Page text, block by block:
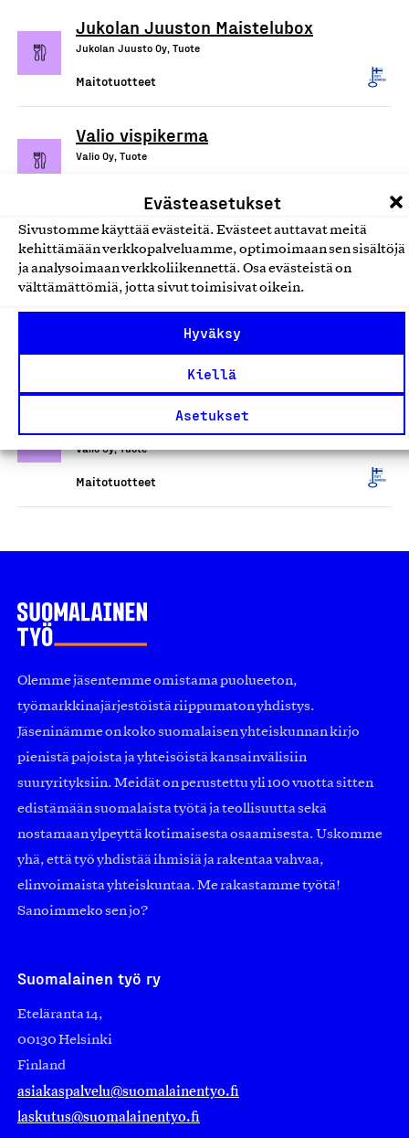
Evästeasetukset
Sivustomme käyttää evästeitä. Evästeet auttavat meitä
kehittämään verkkopalveluamme, optimoimaan sen sisältöjä
ja analysoimaan verkkoliikennettä. Osa evästeistä on
välttämättömiä, jotta sivut toimisivat oikein.
Hyväksy
Kiellä
Asetukset
Jukolan Juuston Maistelubox
Jukolan Juusto Oy, Tuote
Maitotuotteet
Valio vispikerma
Valio Oy, Tuote
Valio Viola® 1,5 kg
maustamaton tuorejuusto
laktoositon
Valio Oy, Tuote
Valio herkuttelujuustot 245-
300g (kolmiopalajuustot)
Valio Oy, Tuote
Maitotuotteet
Olemme jäsentemme omistama puolueeton,
työmarkkinajärjestöistä riippumaton yhdistys.
Jäseninämme on koko suomalaisen yhteiskunnan kirjo
pienistä pajoista ja yhteisöistä kansainvälisiin
suuryrityksiin. Meidät on perustettu yli 100 vuotta sitten
edistämään suomalaista työtä ja teollisuutta sekä
nostamaan ylpeyttä kotimaisesta osaamisesta. Uskomme
yhä, että työ yhdistää ihmisiä ja rakentaa vahvaa,
elinvoimaista yhteiskuntaa. Me rakastamme työtä!
Sanoimmeko sen jo?
Suomalainen työ ry
Eteläranta 14,
00130 Helsinki
Finland
asiakaspalvelu@suomalainentyo.fi
laskutus@suomalainentyo.fi